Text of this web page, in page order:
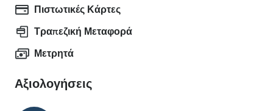
Πιστωτικές Κάρτες
Τραπεζική Μεταφορά
Μετρητά
Αξιολογήσεις